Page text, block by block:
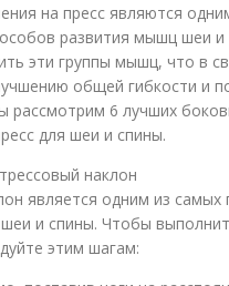
на пресс являются
развития мышц шеи и
эти группы мышц, что в
общей гибкости и
рассмотрим 6 лучших
для шеи и спины.
наклон
является одним из самых
и спины. Чтобы
этим шагам: